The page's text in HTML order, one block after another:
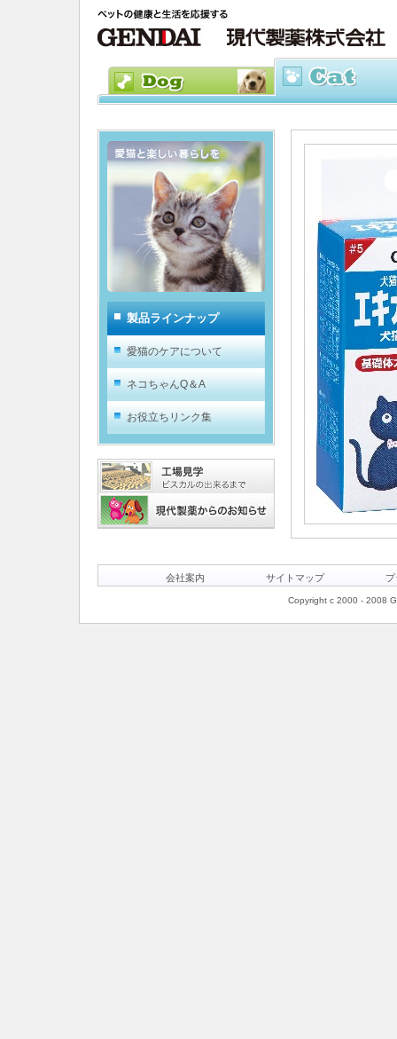
製品ラインナップ
愛猫のケアについて
ネコちゃんQ＆A
お役立ちリンク集
会社案内 サイトマップ
Copyright c 2000 - 2008